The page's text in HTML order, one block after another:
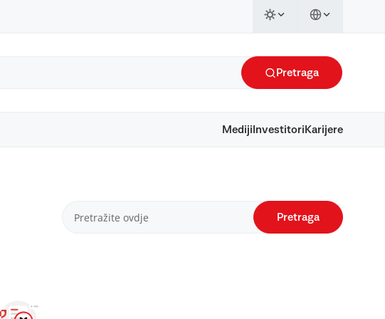
Pretraga
Mediji Investitori Karijere
Pretraga